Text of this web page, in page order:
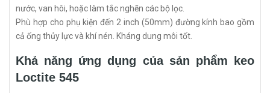
nước, van hôi, hoặc làm tắc nghẽn các bộ lọc.
Phù hợp cho phụ kiện đến 2 inch (50mm) đường kính bao gồm
cả ống thủy lực và khí nén. Kháng dung môi tốt.
Khả năng ứng dụng của sản phẩm keo
Loctite 545